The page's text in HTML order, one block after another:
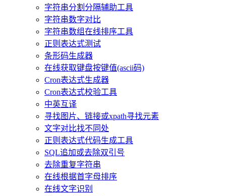
字符串分割分隔辅助工具
字符串数字对比
字符串数组在线排序工具
正则表达式测试
条形码生成器
在线获取键盘按键值(ascii码)
Cron表达式生成器
Cron表达式校验工具
中英互译
寻找图片、链接或xpath寻找元素
文字对比找不同处
正则表达式代码生成工具
SQL追加或去除双引号
去除重复字符串
在线根据首字母排序
在线文字识别